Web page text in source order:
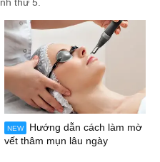
thứ 5.
NEW
Hướng dẫn cách làm mờ
vết thâm mụn lâu ngày